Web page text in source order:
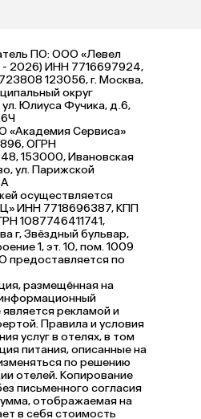
ПО: ООО «Левел
- 2026) ИНН 7716697924,
123056, г. Москва,
округ
Юлиуса Фучика, д.6,
«Академия Сервиса»
ОГРН
153000, Ивановская
ул. Парижской
осуществляется
ИНН 7718696387, КПП
1087746411741,
г, Звёздный бульвар,
1, эт. 10, пом. 1009
предоставляется по
размещённая на
является рекламой и
Правила и условия
услуг в отелях, в том
питания, описанные на
по решению
отелей. Копирование
письменного согласия
отображаемая на
в себя стоимость